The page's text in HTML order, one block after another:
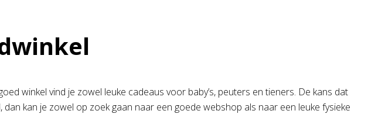
winkel vind je zowel leuke cadeaus voor baby’s, peuters en tieners. De kans dat
kan je zowel op zoek gaan naar een goede webshop als naar een leuke fysieke